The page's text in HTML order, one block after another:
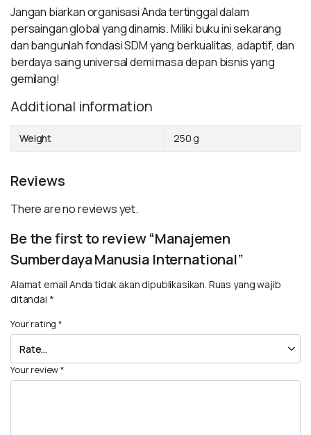
Jangan biarkan organisasi Anda tertinggal dalam
persaingan global yang dinamis. Miliki buku ini sekarang
dan bangunlah fondasi SDM yang berkualitas, adaptif, dan
berdaya saing universal demi masa depan bisnis yang
gemilang!
Additional information
Weight 250 g
Reviews
There are no reviews yet.
Be the first to review “Manajemen
Sumberdaya Manusia International”
Alamat email Anda tidak akan dipublikasikan. Ruas yang wajib
ditandai *
Your rating*
Your review*